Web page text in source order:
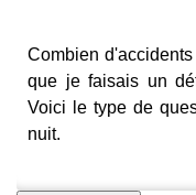
Combien
que je faisais un
Voici le type de
nuit.